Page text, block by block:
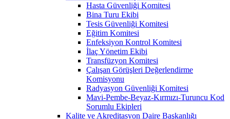
Hasta Güvenliği Komitesi
Bina Turu Ekibi
Tesis Güvenliği Komitesi
Eğitim Komitesi
Enfeksiyon Kontrol Komitesi
İlaç Yönetim Ekibi
Transfüzyon Komitesi
Çalışan Görüşleri Değerlendirme
Komisyonu
Radyasyon Güvenliği Komitesi
Mavi-Pembe-Beyaz-Kırmızı-Turuncu Kod
Sorumlu Ekipleri
Kalite ve Akreditasyon Daire Başkanlığı